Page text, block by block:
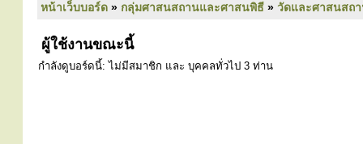
หน้าเว็บบอร์ด » กลุ่มศาสนสถานและศาสนพิธี » วัดและศาสนสถ
ผู้ใช้งานขณะนี้
กำลังดูบอร์ดนี้: ไม่มีสมาชิก และ บุคคลทั่วไป 3 ท่าน